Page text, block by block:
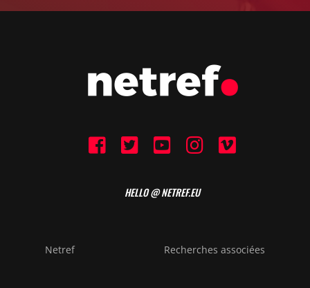
HELLO @ NETREF.EU
Netref Recherches associées